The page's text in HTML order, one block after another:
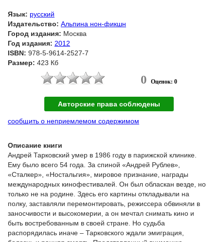
Язык: русский
Издательство: Альпина нон-фикшн
Город издания: Москва
Год издания: 2012
ISBN: 978-5-9614-2527-7
Размер: 423 Кб
0 Оценок: 0
Авторские права соблюдены
сообщить о неприемлемом содержимом
Описание книги
Андрей Тарковский умер в 1986 году в парижской клинике.
Ему было всего 54 года. За спиной «Андрей Рублев»,
«Сталкер», «Ностальгия», мировое признание, награды
международных кинофестивалей. Он был обласкан везде, но
только не на родине. Здесь его картины откладывали на
полку, заставляли перемонтировать, режиссера обвиняли в
заносчивости и высокомерии, а он мечтал снимать кино и
быть востребованным в своей стране. Но судьба
распорядилась иначе – Тарковского ждали эмиграция,